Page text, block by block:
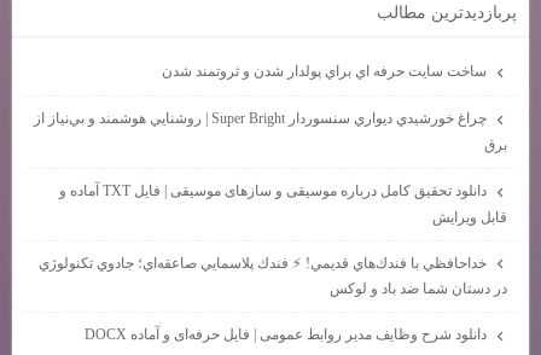
پربازديدترين مطالب
ساخت سايت حرفه اي براي پولدار شدن و ثروتمند شدن
چراغ خورشيدي ديواري سنسوردار Super Bright | روشنايي هوشمند و بي‌نياز از
برق
دانلود تحقیق کامل درباره موسیقی و سازهای موسیقی | فایل TXT آماده و
قابل ویرایش
خداحافظي با فندك‌هاي قديمي! ⚡ فندك پلاسمايي صاعقه‌اي؛ جادوي تكنولوژي
در دستان شما ضد باد و لوكس
دانلود شرح وظایف مدیر روابط عمومی | فایل حرفه‌ای و آماده DOCX